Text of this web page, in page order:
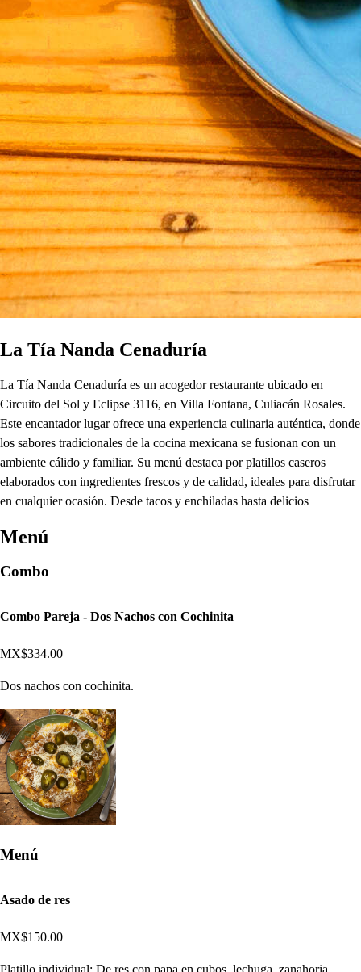
La Tía Nanda Cenaduría
La Tía Nanda Cenaduría es un acogedor restaurante ubicado en
Circuito del Sol y Eclipse 3116, en Villa Fontana, Culiacán Rosales.
Este encantador lugar ofrece una experiencia culinaria auténtica, donde
los sabores tradicionales de la cocina mexicana se fusionan con un
ambiente cálido y familiar. Su menú destaca por platillos caseros
elaborados con ingredientes frescos y de calidad, ideales para disfrutar
en cualquier ocasión. Desde tacos y enchiladas hasta delicios
Menú
Combo
Combo Pareja - Dos Nachos con Cochinita
MX$334.00
Dos nachos con cochinita.
Menú
Asado de res
MX$150.00
Platillo individual: De res con papa en cubos, lechuga, zanahoria,